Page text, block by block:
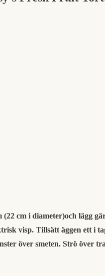
cm i diameter)och lägg
visp. Tillsätt äggen ett i
över smeten. Strö över